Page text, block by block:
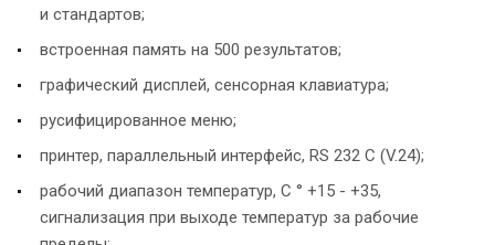
и стандартов;
встроенная память на 500 результатов;
графический дисплей, сенсорная клавиатура;
русифицированное меню;
принтер, параллельный интерфейс, RS 232 C (V.24);
рабочий диапазон температур, C ° +15 - +35,
сигнализация при выходе температур за рабочие